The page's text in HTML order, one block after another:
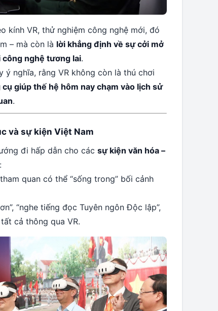
kính VR, thử nghiệm công nghệ mới, đó
– mà còn là lời khẳng định về sự cởi mở
công nghệ tương lai.
ý nghĩa, rằng VR không còn là thú chơi
cụ giúp thế hệ hôm nay chạm vào lịch sử
.
và sự kiện Việt Nam
đi hấp dẫn cho các sự kiện văn hóa –
:
quan có thể “sống trong” bối cảnh
“nghe tiếng đọc Tuyên ngôn Độc lập”,
cả thông qua VR.